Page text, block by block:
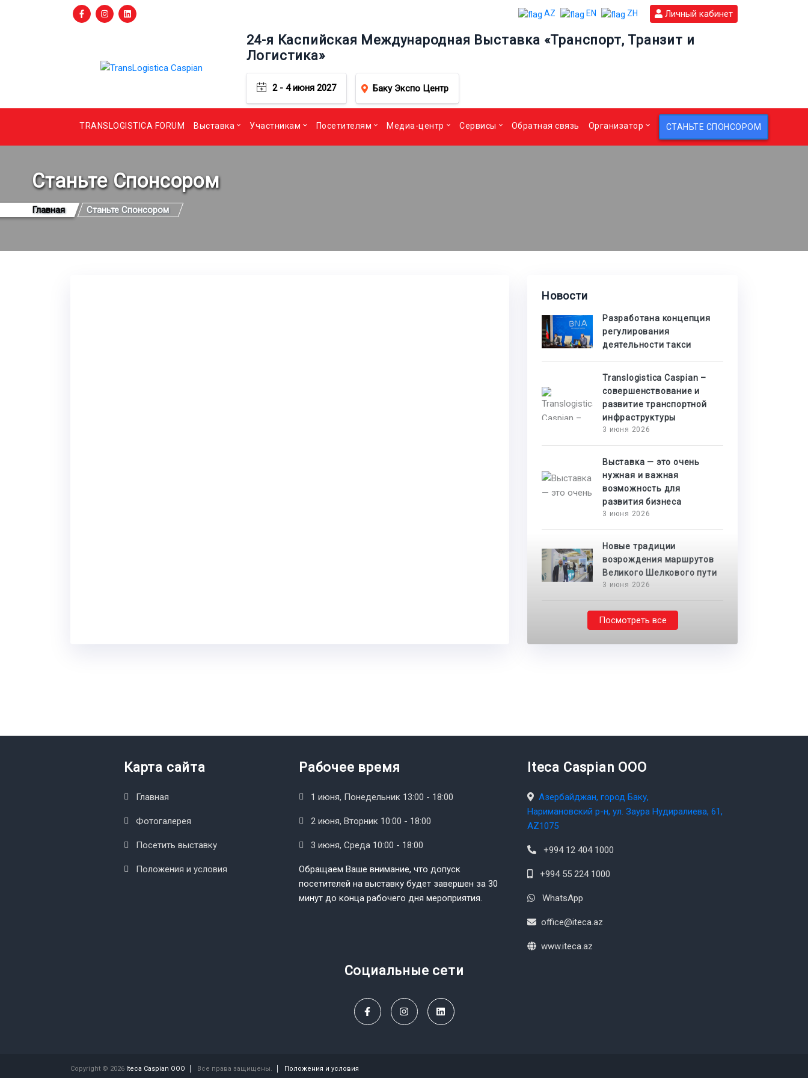
AZ EN ZH Личный кабинет
24-я Каспийская Международная Выставка «Транспорт, Транзит и
Логистика»
2 - 4 июня 2027 Баку Экспо Центр
TRANSLOGISTICA FORUM Выставка Участникам Посетителям Медиа-центр Сервисы Обратная связь Организатор СТАНЬТЕ СПОНСОРОМ
Станьте Спонсором
Главная Станьте Спонсором
Новости
Разработана концепция
регулирования
деятельности такси
Translogistica Caspian –
совершенствование и
развитие транспортной
инфраструктуры
3 июня 2026
Выставка — это очень
нужная и важная
возможность для
развития бизнеса
3 июня 2026
Новые традиции
возрождения маршрутов
Великого Шелкового пути
3 июня 2026
Посмотреть все
Карта сайта
Главная
Фотогалерея
Посетить выставку
Положения и условия
Рабочее время
1 июня, Понедельник 13:00 - 18:00
2 июня, Вторник 10:00 - 18:00
3 июня, Среда 10:00 - 18:00
Обращаем Ваше внимание, что допуск
посетителей на выставку будет завершен за 30
минут до конца рабочего дня мероприятия.
Iteca Caspian OOO
Азербайджан, город Баку,
Наримановский р-н, ул. Заура Нудиралиева, 61,
AZ1075
+994 12 404 1000
+994 55 224 1000
WhatsApp
office@iteca.az
www.iteca.az
Социальные сети
Copyright © 2026 Iteca Caspian OOO Все права защищены. Положения и условия